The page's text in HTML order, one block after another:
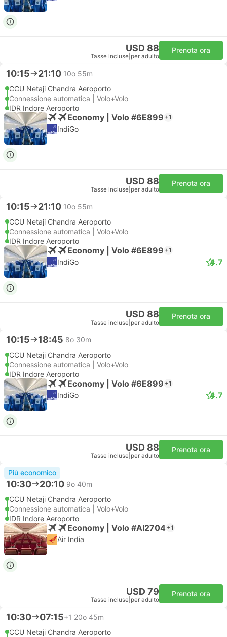
USD 88
Tasse incluse per adulto
Prenota ora
10:15 21:10 10o 55m
CCU Netaji Chandra Aeroporto
Connessione automatica | Volo+Volo
IDR Indore Aeroporto
Economy | Volo #6E899 +1
IndiGo
USD 88
Tasse incluse per adulto
Prenota ora
10:15 21:10 10o 55m
CCU Netaji Chandra Aeroporto
Connessione automatica | Volo+Volo
IDR Indore Aeroporto
Economy | Volo #6E899 +1
IndiGo 4.7
USD 88
Tasse incluse per adulto
Prenota ora
10:15 18:45 8o 30m
CCU Netaji Chandra Aeroporto
Connessione automatica | Volo+Volo
IDR Indore Aeroporto
Economy | Volo #6E899 +1
IndiGo 4.7
USD 88
Tasse incluse per adulto
Prenota ora
Più economico
10:30 20:10 9o 40m
CCU Netaji Chandra Aeroporto
Connessione automatica | Volo+Volo
IDR Indore Aeroporto
Economy | Volo #AI2704 +1
Air India
USD 79
Tasse incluse per adulto
Prenota ora
10:30 07:15+1 20o 45m
CCU Netaji Chandra Aeroporto